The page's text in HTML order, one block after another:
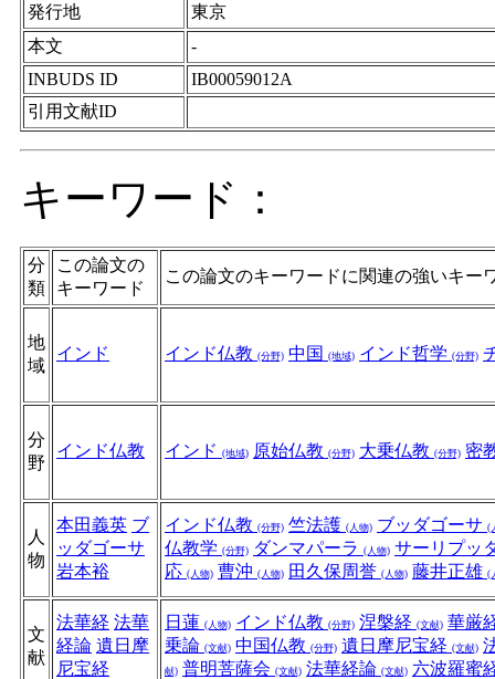
発行地
東京
本文
-
INBUDS ID
IB00059012A
引用文献ID
キーワード：
分
類
この論文の
キーワード
この論文のキーワードに関連の強いキー
地
域
インド インド仏教 (分野) 中国 (地域) インド哲学 (分野)
分
野
インド仏教 インド (地域) 原始仏教 (分野) 大乗仏教 (分野) 密
人
物
本田義英 ブ
ッダゴーサ
岩本裕
インド仏教 (分野) 竺法護 (人物) ブッダゴーサ (
仏教学 (分野) ダンマパーラ (人物) サーリプッ
応 (人物) 曹沖 (人物) 田久保周誉 (人物) 藤井正雄 (
文
献
法華経 法華
経論 遺日摩
尼宝経
日蓮 (人物) インド仏教 (分野) 涅槃経 (文献) 華厳
乗論 (文献) 中国仏教 (分野) 遺日摩尼宝経 (文献)
献) 普明菩薩会 (文献) 法華経論 (文献) 六波羅蜜